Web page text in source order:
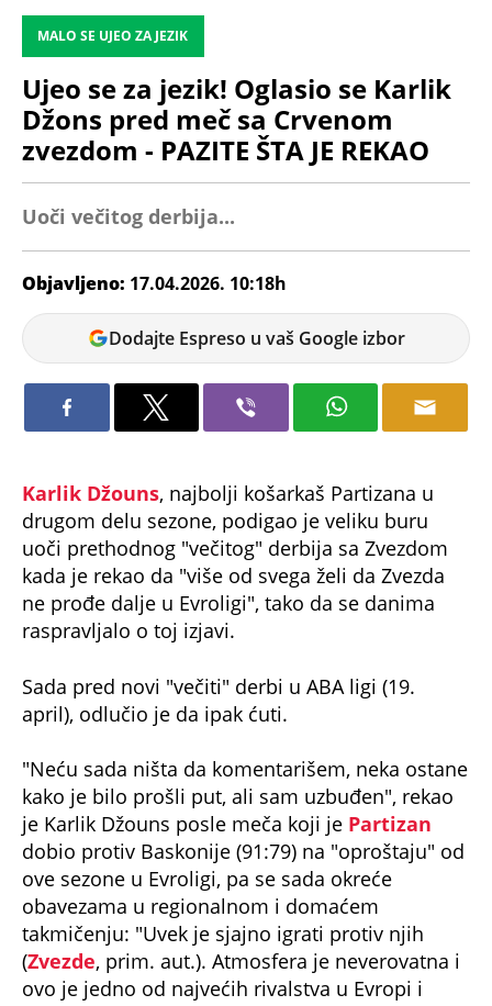
MALO SE UJEO ZA JEZIK
Ujeo se za jezik! Oglasio se Karlik
Džons pred meč sa Crvenom
zvezdom - PAZITE ŠTA JE REKAO
Uoči večitog derbija...
Objavljeno: 17.04.2026. 10:18h
Nikolina
Jokić
Dodajte Espreso u vaš Google izbor
drugom delu sezone, podigao je veliku buru
uoči prethodnog "večitog" derbija sa Zvezdom
kada je rekao da "više od svega želi da Zvezda
ne prođe dalje u Evroligi", tako da se danima
raspravljalo o toj izjavi.
april), odlučio je da ipak ćuti.
kako je bilo prošli put, ali sam uzbuđen", rekao
je Karlik Džouns posle meča koji jePartizan
dobio protiv Baskonije (91:79) na "oproštaju" od
ove sezone u Evroligi, pa se sada okreće
obavezama u regionalnom i domaćem
takmičenju: "Uvek je sjajno igrati protiv njih
(Zvezde, prim. aut.). Atmosfera je neverovatna i
ovo je jedno od najvećih rivalstva u Evropi i
saigrači jedva čekaju".